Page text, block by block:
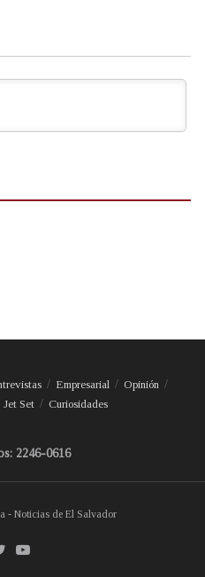
Empresarial
Opinión
Jet Set Curiosidades
2246-0616
- Noticias de El Salvador